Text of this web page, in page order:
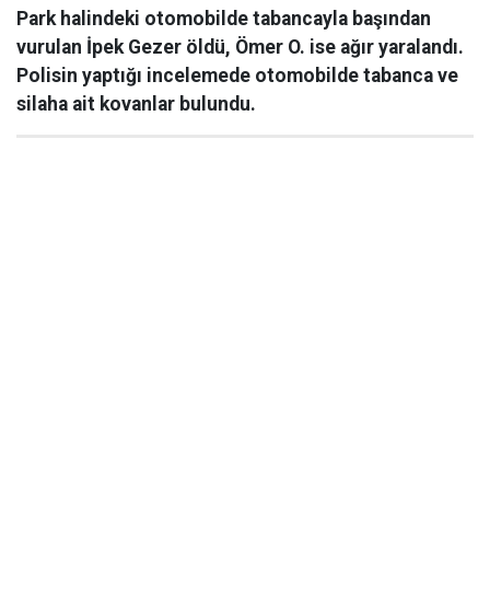
Park halindeki otomobilde tabancayla başından
vurulan İpek Gezer öldü, Ömer O. ise ağır yaralandı.
Polisin yaptığı incelemede otomobilde tabanca ve
silaha ait kovanlar bulundu.